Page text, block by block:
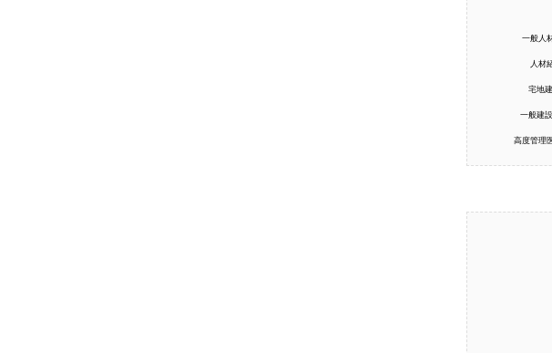
一般人
人材
宅地
一般建
高度管理